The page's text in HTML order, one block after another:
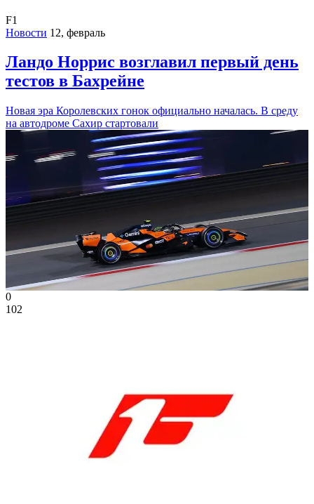
F1
Новости 12, февраль
Ландо Норрис возглавил первый день
тестов в Бахрейне
Новая эра Королевских гонок официально началась. В среду
на автодроме Сахир стартовали
0
102